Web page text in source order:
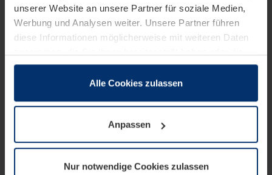
unserer Website an unsere Partner für soziale Medien,
Werbung und Analysen weiter. Unsere Partner führen
diese Informationen möglicherweise mit weiteren Daten
sie im Rahmen Ihrer Nutzung der Dienste gesammelt
wenn diese für den Betrieb dieser Seite unbedingt
notwendig sind. Für alle anderen Cookie-Typen benötigen
wir Ihre Erlaubnis. Ihre Einwilligung können Sie jederzeit
Datenschutzerklärungunserer Website ändern oder
Alle Cookies zulassen
Anpassen
Nur notwendige Cookies zulassen